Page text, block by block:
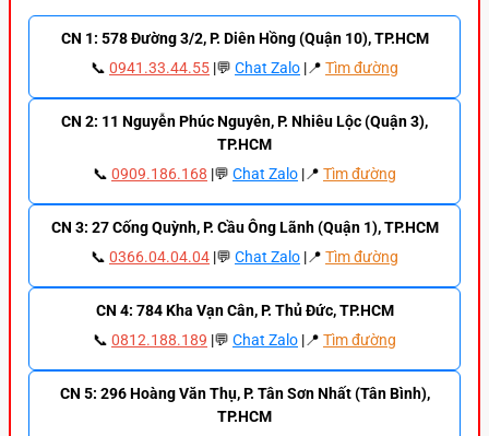
CN 1: 578 Đường 3/2, P. Diên Hồng (Quận 10), TP.HCM
📞 0941.33.44.55 |💬 Chat Zalo |📍 Tìm đường
CN 2: 11 Nguyễn Phúc Nguyên, P. Nhiêu Lộc (Quận 3),
TP.HCM
📞 0909.186.168 |💬 Chat Zalo |📍 Tìm đường
CN 3: 27 Cống Quỳnh, P. Cầu Ông Lãnh (Quận 1), TP.HCM
📞 0366.04.04.04 |💬 Chat Zalo |📍 Tìm đường
CN 4: 784 Kha Vạn Cân, P. Thủ Đức, TP.HCM
📞 0812.188.189 |💬 Chat Zalo |📍 Tìm đường
CN 5: 296 Hoàng Văn Thụ, P. Tân Sơn Nhất (Tân Bình),
TP.HCM